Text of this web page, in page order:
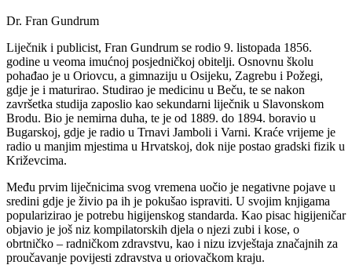
Dr. Fran Gundrum
Liječnik i publicist, Fran Gundrum se rodio 9. listopada 1856.
godine u veoma imućnoj posjedničkoj obitelji. Osnovnu školu
pohađao je u Oriovcu, a gimnaziju u Osijeku, Zagrebu i Požegi,
gdje je i maturirao. Studirao je medicinu u Beču, te se nakon
završetka studija zaposlio kao sekundarni liječnik u Slavonskom
Brodu. Bio je nemirna duha, te je od 1889. do 1894. boravio u
Bugarskoj, gdje je radio u Trnavi Jamboli i Varni. Kraće vrijeme je
radio u manjim mjestima u Hrvatskoj, dok nije postao gradski fizik u
Križevcima.
Među prvim liječnicima svog vremena uočio je negativne pojave u
sredini gdje je živio pa ih je pokušao ispraviti. U svojim knjigama
popularizirao je potrebu higijenskog standarda. Kao pisac higijeničar
objavio je još niz kompilatorskih djela o njezi zubi i kose, o
obrtničko – radničkom zdravstvu, kao i nizu izvještaja značajnih za
proučavanje povijesti zdravstva u oriovačkom kraju.